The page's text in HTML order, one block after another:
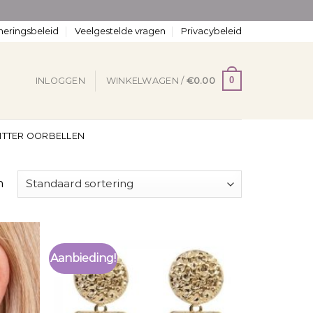
Veelgestelde vragen Privacybeleid
INLOGGEN WINKELWAGEN / €0.00 0
OORBELLEN
Aanbieding!